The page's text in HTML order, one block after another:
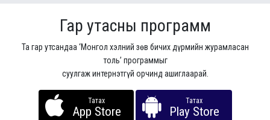
Гар утасны программ
Та гар утсандаа ‘Монгол хэлний зөв бичих дүрмийн журамласан
толь’ программыг
суулгаж интернэтгүй орчинд ашиглаарай.
Татах
App Store
Татах
Play Store